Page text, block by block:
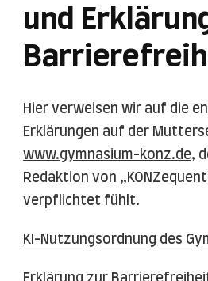
und
Hier verweisen wir auf die
Erklärungen auf der
www.gymnasium-konz.de,
Redaktion von
verpflichtet fühlt.
KI-Nutzungsordnung des
Erklärung zur